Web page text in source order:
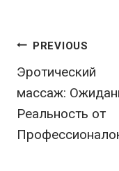
Post
PREVIOUS
Эротический
массаж:
Реальность от